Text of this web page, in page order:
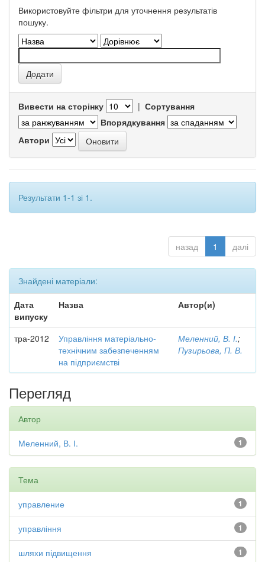
Використовуйте фільтри для уточнення результатів
пошуку.
Вивести на сторінку | Сортування
Впорядкування
Автори
Результати 1-1 зі 1.
назад 1 далі
Знайдені матеріали:
Дата
випуску
Назва Автор(и)
тра-2012
Управління матеріально-
технічним забезпеченням
на підприємстві
Меленний, В. І.;
Пузирьова, П. В.
Перегляд
Автор
1
Меленний, В. І.
Тема
1
управление
1
управління
1
шляхи підвищення